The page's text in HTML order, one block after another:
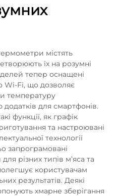
містять
їх на розумні
тепер оснащені
Wi-Fi, що дозволяє
температуру
для смартфонів.
функції, як графік
та настроювані
технології
запрограмовані
різних типів м’яса та
користувачам
результатів. Деякі
хмарне зберігання